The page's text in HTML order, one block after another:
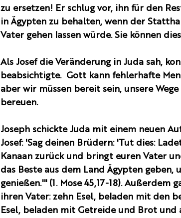
zu ersetzen! Er schlug vor, ihn für den
in Ägypten zu behalten, wenn der
Vater gehen lassen würde. Sie können
Als Josef die Veränderung in Juda sah,
beabsichtigte.  Gott kann fehlerhafte
aber wir müssen bereit sein, unsere
bereuen.
Joseph schickte Juda mit einem neuen
Josef: 'Sag deinen Brüdern: 'Tut dies:
Kanaan zurück und bringt euren Vater
das Beste aus dem Land Ägypten geben,
genießen.'" (1. Mose 45,17-18). Außerdem
ihren Vater: zehn Esel, beladen mit den
Esel, beladen mit Getreide und Brot und